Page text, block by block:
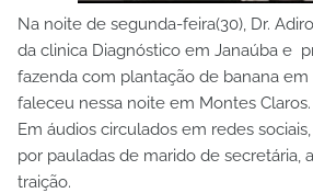
Na noite de segunda-feira(30), Dr.
da clinica Diagnóstico em Janaúba e
fazenda com plantação de banana em
faleceu nessa noite em Montes Claros.
Em áudios circulados em redes
por pauladas de marido de secretária,
traição.